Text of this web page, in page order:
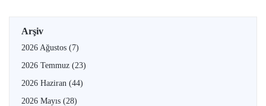
Arşiv
2026 Ağustos (7)
2026 Temmuz (23)
2026 Haziran (44)
2026 Mayıs (28)